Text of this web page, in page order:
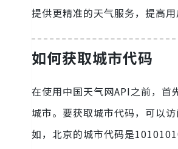
提供更精准的天气服务，提高用
如何获取城市代码
在使用中国天气网API之前，首
城市。要获取城市代码，可以
如，北京的城市代码是